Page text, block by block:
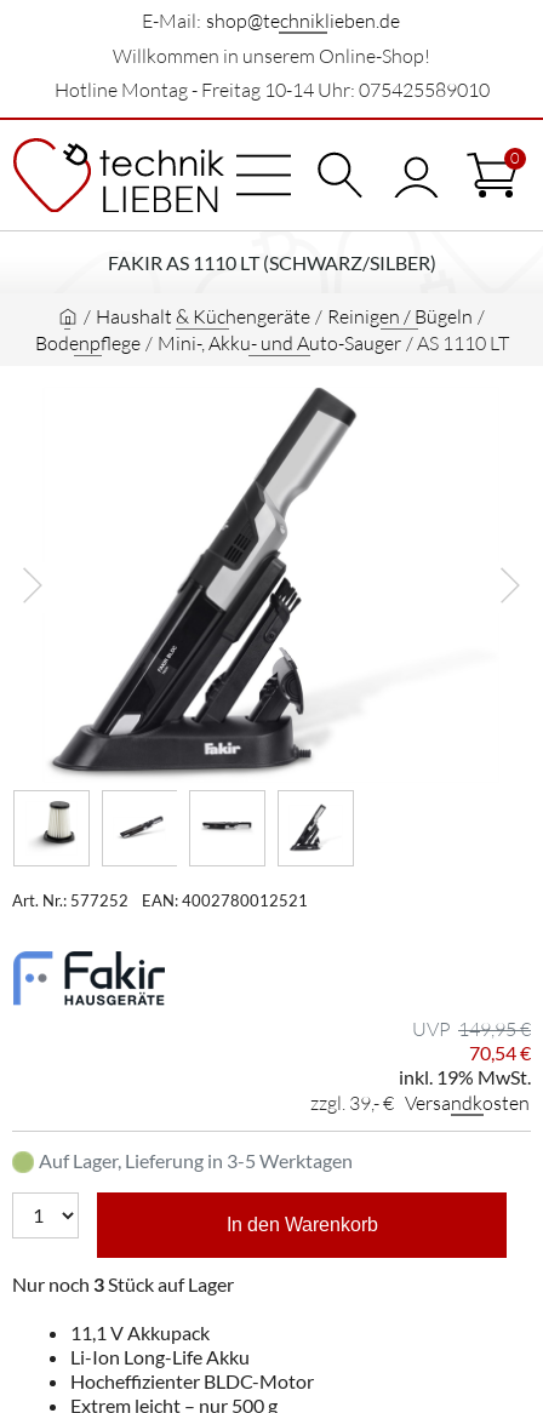
E-Mail: shop@techniklieben.de
Willkommen in unserem Online-Shop!
Hotline Montag - Freitag 10-14 Uhr: 075425589010
0
FAKIR AS 1110 LT (SCHWARZ/SILBER)
/ Haushalt & Küchengeräte / Reinigen / Bügeln /
Bodenpflege / Mini-, Akku- und Auto-Sauger /AS 1110 LT
Art. Nr.: 577252 EAN: 4002780012521
149,95 €
70,54 €
inkl. 19% MwSt.
zzgl. 39,- € Versandkosten
Auf Lager, Lieferung in 3-5 Werktagen
In den Warenkorb
Nur noch 3Stück auf Lager
11,1 V Akkupack
Li-Ion Long-Life Akku
Hocheffizienter BLDC-Motor
Extrem leicht – nur 500 g